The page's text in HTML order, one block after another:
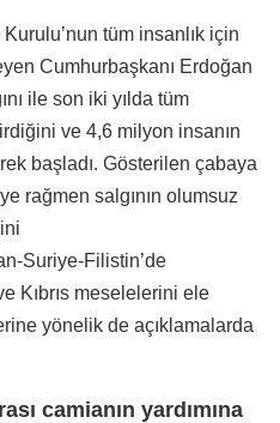
tüm insanlık için
Cumhurbaşkanı Erdoğan
ile son iki yılda tüm
ve 4,6 milyon insanın
başladı. Gösterilen çabaya
rağmen salgının olumsuz
Suriye-Filistin’de
Kıbrıs meselelerini ele
yönelik de açıklamalarda
camianın yardımına